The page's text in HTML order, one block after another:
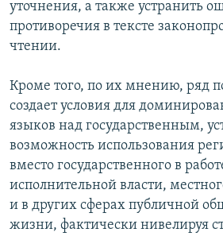
уточнения, а также устранить
противоречия в тексте
чтении.
Кроме того, по их мнению, ряд
создает условия для
языков над государственным,
возможность использования
вместо государственного в
исполнительной власти,
и в других сферах публичной
жизни, фактически нивелируя